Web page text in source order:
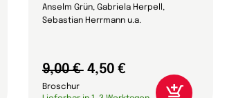
Anselm Grün, Gabriela Herpell,
Sebastian Herrmann u.a.
9,00 € 4,50 €
Broschur